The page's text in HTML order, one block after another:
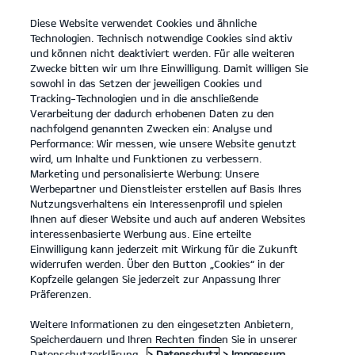
open
menu
KONTAKT
NEWSLETTER
NEWSLETTER
1. Bestellen
Anrede
VORNAME
NACHNAME
E-MAIL
Diese Website verwendet Cookies und ähnliche
Technologien. Technisch notwendige Cookies sind aktiv
und können nicht deaktiviert werden. Für alle weiteren
Zwecke bitten wir um Ihre Einwilligung. Damit willigen Sie
sowohl in das Setzen der jeweiligen Cookies und
Tracking-Technologien und in die anschließende
Verarbeitung der dadurch erhobenen Daten zu den
nachfolgend genannten Zwecken ein: Analyse und
Performance: Wir messen, wie unsere Website genutzt
wird, um Inhalte und Funktionen zu verbessern.
Marketing und personalisierte Werbung: Unsere
Werbepartner und Dienstleister erstellen auf Basis Ihres
Nutzungsverhaltens ein Interessenprofil und spielen
Ihnen auf dieser Website und auch auf anderen Websites
interessenbasierte Werbung aus. Eine erteilte
Einwilligung kann jederzeit mit Wirkung für die Zukunft
widerrufen werden. Über den Button „Cookies“ in der
Kopfzeile gelangen Sie jederzeit zur Anpassung Ihrer
Präferenzen.
Weitere Informationen zu den eingesetzten Anbietern,
Speicherdauern und Ihren Rechten finden Sie in unserer